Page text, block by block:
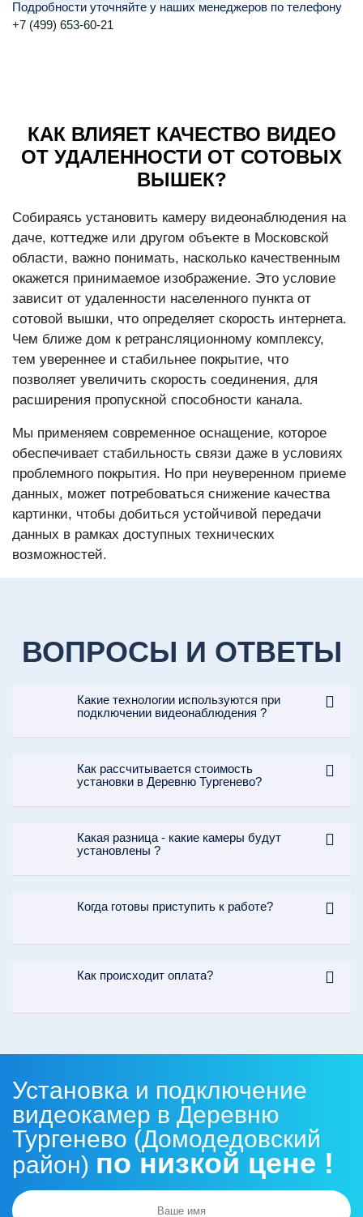
Подробности уточняйте у наших менеджеров по телефону
+7 (499) 653-60-21
КАК ВЛИЯЕТ КАЧЕСТВО ВИДЕО
ОТ УДАЛЕННОСТИ ОТ СОТОВЫХ
ВЫШЕК?
Собираясь установить камеру видеонаблюдения на
даче, коттедже или другом объекте в Московской
области, важно понимать, насколько качественным
окажется принимаемое изображение. Это условие
зависит от удаленности населенного пункта от
сотовой вышки, что определяет скорость интернета.
Чем ближе дом к ретрансляционному комплексу,
тем увереннее и стабильнее покрытие, что
позволяет увеличить скорость соединения, для
расширения пропускной способности канала.
Мы применяем современное оснащение, которое
обеспечивает стабильность связи даже в условиях
проблемного покрытия. Но при неуверенном приеме
данных, может потребоваться снижение качества
картинки, чтобы добиться устойчивой передачи
данных в рамках доступных технических
возможностей.
ВОПРОСЫ И ОТВЕТЫ
Какие технологии используются при
подключении видеонаблюдения ?
Как рассчитывается стоимость
установки в Деревню Тургенево?
Какая разница - какие камеры будут
установлены ?
Когда готовы приступить к работе?
Как происходит оплата?
Установка и подключение
видеокамер в Деревню
Тургенево (Домодедовский
район) по низкой цене !